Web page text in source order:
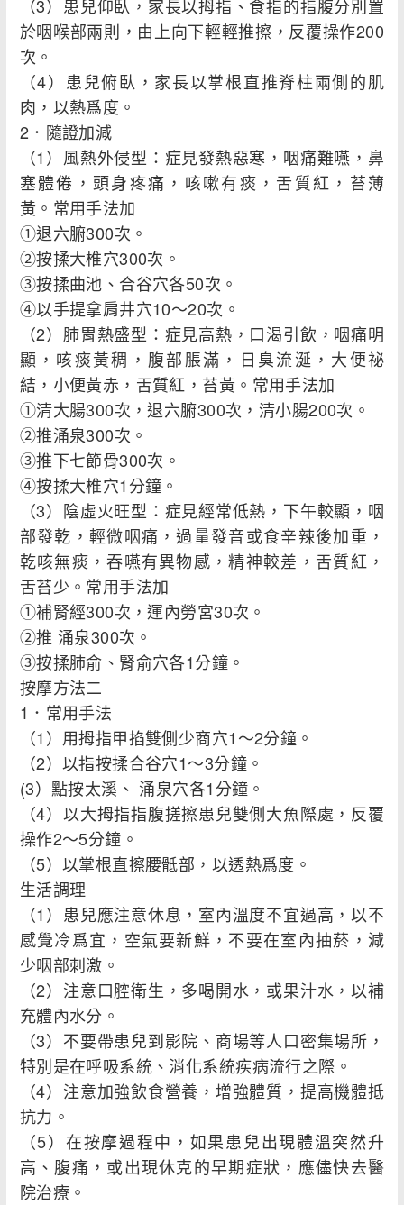
（3）患兒仰臥，家長以拇指、食指的指腹分別置
於咽喉部兩則，由上向下輕輕推擦，反覆操作200
次。
（4）患兒俯臥，家長以掌根直推脊柱兩側的肌
肉，以熱爲度。
2．隨證加減
（1）風熱外侵型：症見發熱惡寒，咽痛難嚥，鼻
塞體倦，頭身疼痛，咳嗽有痰，舌質紅，苔薄
黃。常用手法加
①退六腑300次。
②按揉大椎穴300次。
③按揉曲池、合谷穴各50次。
④以手提拿肩井穴10～20次。
（2）肺胃熱盛型：症見高熱，口渴引飲，咽痛明
顯，咳痰黃稠，腹部脹滿，日臭流涎，大便祕
結，小便黃赤，舌質紅，苔黃。常用手法加
①清大腸300次，退六腑300次，清小腸200次。
②推涌泉300次。
③推下七節骨300次。
④按揉大椎穴1分鐘。
（3）陰虛火旺型：症見經常低熱，下午較顯，咽
部發乾，輕微咽痛，過量發音或食辛辣後加重，
乾咳無痰，吞嚥有異物感，精神較差，舌質紅，
舌苔少。常用手法加
①補腎經300次，運內勞宮30次。
②推 涌泉300次。
③按揉肺俞、腎俞穴各1分鐘。
按摩方法二
1．常用手法
（1）用拇指甲掐雙側少商穴1～2分鐘。
（2）以指按揉合谷穴1～3分鐘。
(3）點按太溪、 涌泉穴各1分鐘。
（4）以大拇指指腹搓擦患兒雙側大魚際處，反覆
操作2～5分鐘。
（5）以掌根直擦腰骶部，以透熱爲度。
生活調理
（1）患兒應注意休息，室內溫度不宜過高，以不
感覺冷爲宜，空氣要新鮮，不要在室內抽菸，減
少咽部刺激。
（2）注意口腔衛生，多喝開水，或果汁水，以補
充體內水分。
（3）不要帶患兒到影院、商場等人口密集場所，
特別是在呼吸系統、消化系統疾病流行之際。
（4）注意加強飲食營養，增強體質，提高機體抵
抗力。
（5）在按摩過程中，如果患兒出現體溫突然升
高、腹痛，或出現休克的早期症狀，應儘快去醫
院治療。